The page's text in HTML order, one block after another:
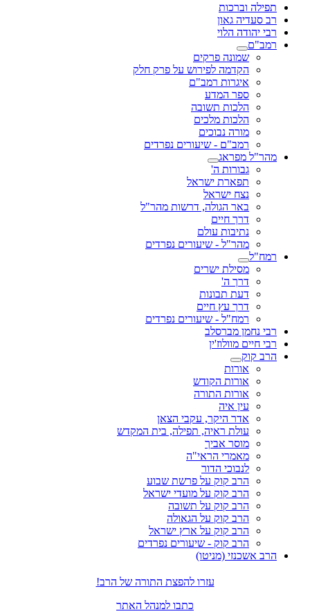
תפילה וברכות
רב סעדיה גאון
רבי יהודה הלוי
רמב"ם
שמונה פרקים
הקדמה לפירוש על פרק חלק
איגרות רמב"ם
ספר המדע
הלכות תשובה
הלכות מלכים
מורה נבוכים
רמב"ם - שיעורים נפרדים
מהר"ל מפראג
גבורות ה'
תפארת ישראל
נצח ישראל
באר הגולה, דרשות מהר"ל
דרך חיים
נתיבות עולם
מהר"ל - שיעורים נפרדים
רמח"ל
מסילת ישרים
דרך ה'
דעת תבונות
דרך עץ חיים
רמח"ל - שיעורים נפרדים
רבי נחמן מברסלב
רבי חיים מוולוז'ין
הרב קוק
אורות
אורות הקודש
אורות התורה
עין איה
אדר היקר, עקבי הצאן
עולת ראיה, תפילה, בית המקדש
מוסר אביך
מאמרי הראי"ה
לנבוכי הדור
הרב קוק על פרשת שבוע
הרב קוק על מועדי ישראל
הרב קוק על תשובה
הרב קוק על הגאולה
הרב קוק על ארץ ישראל
הרב קוק - שיעורים נפרדים
הרב אשכנזי (מניטו)
עזרו להפצת התורה של הרב!
כתבו למנהל האתר